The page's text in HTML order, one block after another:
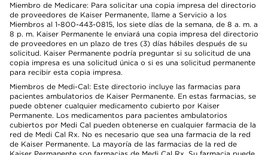
Miembro de Medicare: Para solicitar una copia impresa del directorio
de proveedores de Kaiser Permanente, llame a Servicio a los
Miembros al 1-800-443-0815, los siete días de la semana, de 8 a. m. a
8 p. m. Kaiser Permanente le enviará una copia impresa del directorio
de proveedores en un plazo de tres (3) días hábiles después de su
solicitud. Kaiser Permanente podría preguntar si su solicitud de una
copia impresa es una solicitud única o si es una solicitud permanente
para recibir esta copia impresa.
Miembros de Medi-Cal: Este directorio incluye las farmacias para
pacientes ambulatorios de Kaiser Permanente. En estas farmacias, se
puede obtener cualquier medicamento cubierto por Kaiser
Permanente. Los medicamentos para pacientes ambulatorios
cubiertos por Medi Cal pueden obtenerse en cualquier farmacia de la
red de Medi Cal Rx. No es necesario que sea una farmacia de la red
de Kaiser Permanente. La mayoría de las farmacias de la red de